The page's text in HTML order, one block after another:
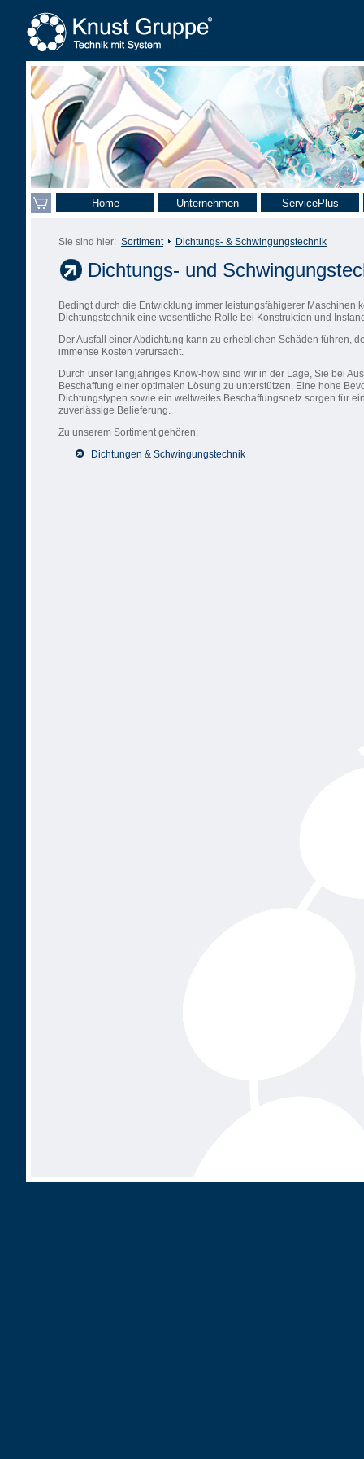
Home Unternehmen ServicePlus
Sie sind hier: Sortiment Dichtungs- & Schwingungstechnik
Dichtungs- und
Bedingt durch die Entwicklung immer leistungsfähigerer Maschinen
Dichtungstechnik eine wesentliche Rolle bei Konstruktion und
Der Ausfall einer Abdichtung kann zu erheblichen Schäden führen,
immense Kosten verursacht.
Durch unser langjähriges Know-how sind wir in der Lage, Sie bei
Beschaffung einer optimalen Lösung zu unterstützen. Eine hohe
Dichtungstypen sowie ein weltweites Beschaffungsnetz sorgen für
zuverlässige Belieferung.
Zu unserem Sortiment gehören:
Dichtungen & Schwingungstechnik